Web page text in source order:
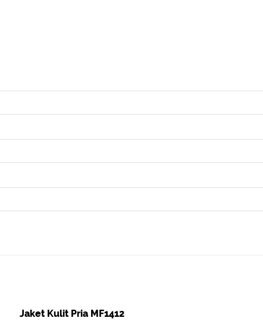
Jaket Kulit Pria MF1412